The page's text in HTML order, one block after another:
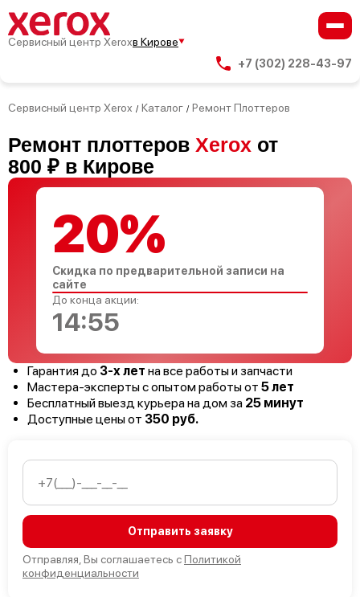
Сервисный центр Xeroxв Кирове
+7 (302) 228-43-97
Сервисный центр Xerox / Каталог / Ремонт Плоттеров
Ремонт плоттеров Xerox от
800 ₽ в Кирове
Гарантия до 3-х лет на все работы и запчасти
Мастера-эксперты с опытом работы от 5 лет
Бесплатный выезд курьера на дом за 25 минут
Доступные цены от 350 руб.
Отправить заявку
Отправляя, Вы соглашаетесь сПолитикой
конфиденциальности
20%
Скидка по предварительной записи на
сайте
До конца акции:
14:54